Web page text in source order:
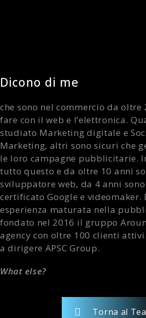
Dicono di me
che sono nel commercio da oltre
fare con il web e l’elettronica.
studiato Marketing digitale e
Marketing, altri sono sicuri che
le loro campagne pubblicitarie.
tutto questo e da oltre 10 anni
sviluppatore web, da 4 anni
certificato Google e videomaker.
esperienza maturata nella
fondato nel 2016 il gruppo
agency con oltre 100 clienti
a dirigere APSC Group.
What else?
Torna al